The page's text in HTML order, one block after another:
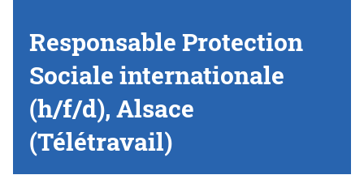
Responsable Protection
Sociale internationale
(h/f/d), Alsace
(Télétravail)